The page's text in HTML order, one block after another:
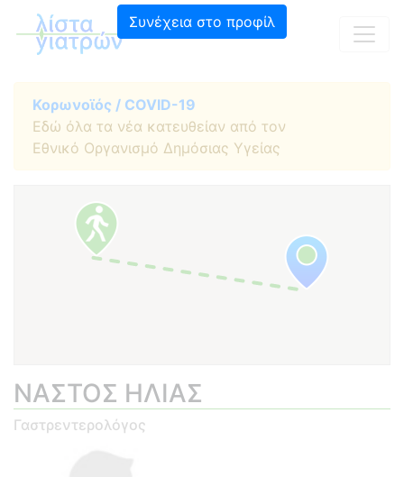
Συνέχεια στο προφίλ
Κορωνοϊός / COVID-19
Εδώ όλα τα νέα κατευθείαν από τον
Εθνικό Οργανισμό Δημόσιας Υγείας
ΝΑΣΤΟΣ ΗΛΙΑΣ
Γαστρεντερολόγος